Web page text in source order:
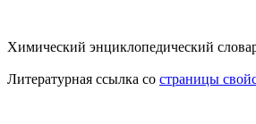
Химический энциклопедический
Литературная ссылка со страницы